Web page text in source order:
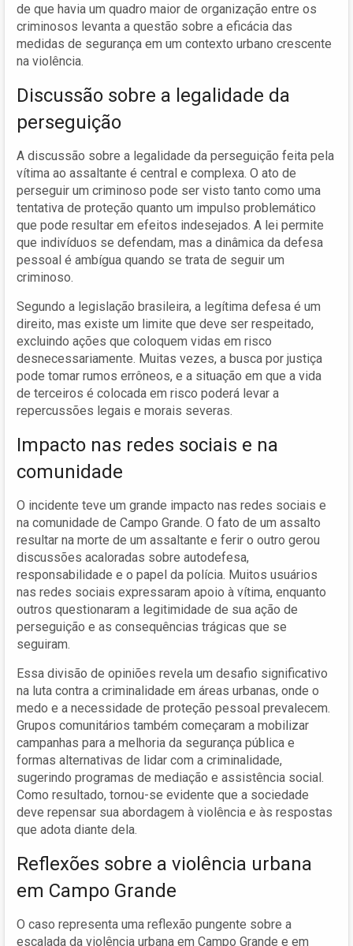
de que havia um quadro maior de organização entre os
criminosos levanta a questão sobre a eficácia das
medidas de segurança em um contexto urbano crescente
na violência.
Discussão sobre a legalidade da
perseguição
A discussão sobre a legalidade da perseguição feita pela
vítima ao assaltante é central e complexa. O ato de
perseguir um criminoso pode ser visto tanto como uma
tentativa de proteção quanto um impulso problemático
que pode resultar em efeitos indesejados. A lei permite
que indivíduos se defendam, mas a dinâmica da defesa
pessoal é ambígua quando se trata de seguir um
criminoso.
Segundo a legislação brasileira, a legítima defesa é um
direito, mas existe um limite que deve ser respeitado,
excluindo ações que coloquem vidas em risco
desnecessariamente. Muitas vezes, a busca por justiça
pode tomar rumos errôneos, e a situação em que a vida
de terceiros é colocada em risco poderá levar a
repercussões legais e morais severas.
Impacto nas redes sociais e na
comunidade
O incidente teve um grande impacto nas redes sociais e
na comunidade de Campo Grande. O fato de um assalto
resultar na morte de um assaltante e ferir o outro gerou
discussões acaloradas sobre autodefesa,
responsabilidade e o papel da polícia. Muitos usuários
nas redes sociais expressaram apoio à vítima, enquanto
outros questionaram a legitimidade de sua ação de
perseguição e as consequências trágicas que se
seguiram.
Essa divisão de opiniões revela um desafio significativo
na luta contra a criminalidade em áreas urbanas, onde o
medo e a necessidade de proteção pessoal prevalecem.
Grupos comunitários também começaram a mobilizar
campanhas para a melhoria da segurança pública e
formas alternativas de lidar com a criminalidade,
sugerindo programas de mediação e assistência social.
Como resultado, tornou-se evidente que a sociedade
deve repensar sua abordagem à violência e às respostas
que adota diante dela.
Reflexões sobre a violência urbana
em Campo Grande
O caso representa uma reflexão pungente sobre a
escalada da violência urbana em Campo Grande e em